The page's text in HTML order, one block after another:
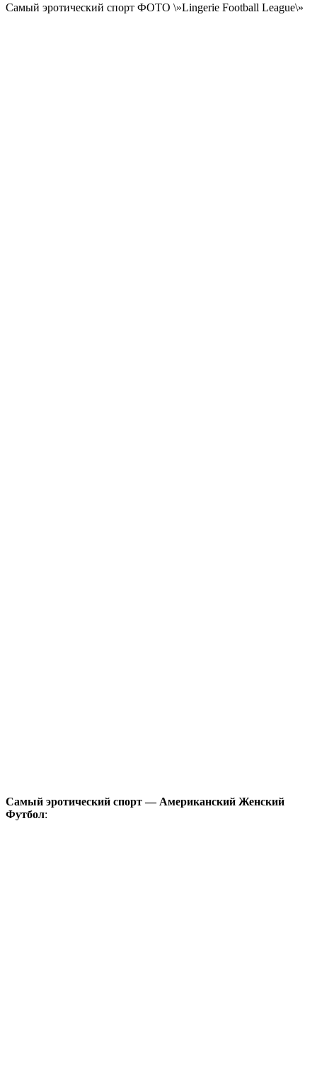
Самый эротический спорт ФОТО \»Lingerie Football League\»
Самый эротический спорт — Американский Женский
Футбол: